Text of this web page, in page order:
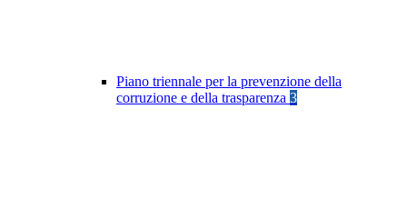
Piano triennale per la prevenzione della
corruzione e della trasparenza 3